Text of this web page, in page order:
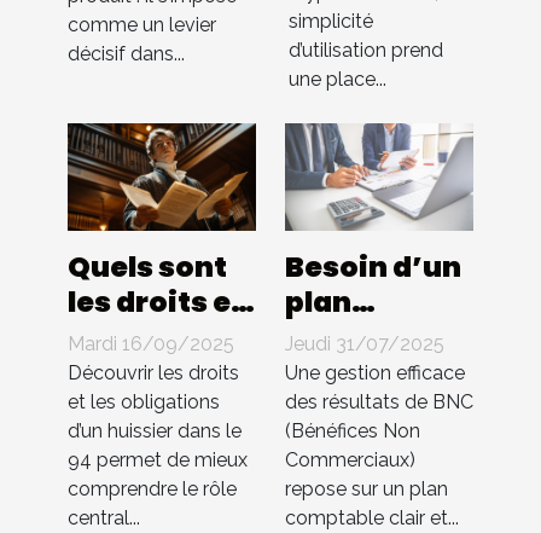
ventes ?
comme un levier
décisif dans...
échanges
de cryptos
simplicité
d’utilisation prend
une place...
Quels sont
les droits et
les
obligations
d'un
huissier
dans le 94 ?
Mardi 16/09/2025
Découvrir les droits
et les obligations
d’un huissier dans le
94 permet de mieux
comprendre le rôle
central...
Besoin d’un
plan
comptable
pour BNC ?
Compta 4
You
s’occupe de
tout !
Jeudi 31/07/2025
Une gestion efficace
des résultats de BNC
(Bénéfices Non
Commerciaux)
repose sur un plan
comptable clair et...